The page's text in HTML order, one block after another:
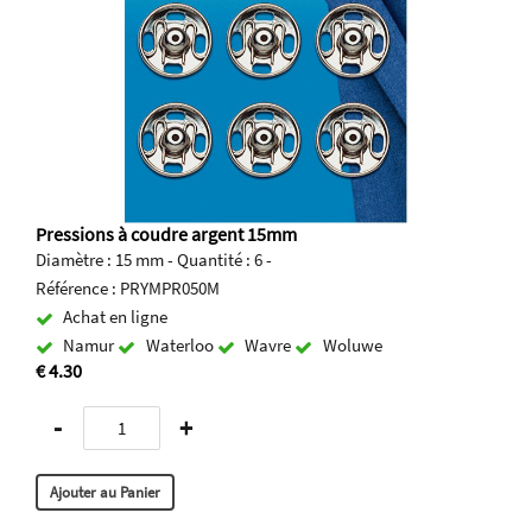
Pressions à coudre argent 15mm
Diamètre : 15 mm - Quantité : 6 -
Référence : PRYMPR050M
Achat en ligne
Namur
Waterloo Wavre Woluwe
€ 4.30
- +